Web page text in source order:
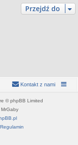
ę
Przejdź do
Kontakt z nami
© phpBB Limited
Regulamin